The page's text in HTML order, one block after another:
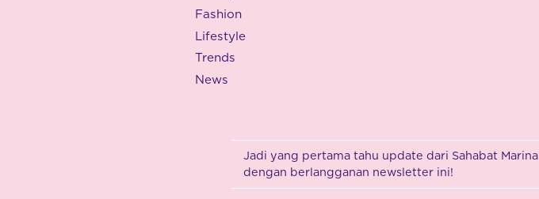
Fashion
Lifestyle
Trends
News
Jadi yang pertama tahu update dari Sahabat Marina
dengan berlangganan newsletter ini!